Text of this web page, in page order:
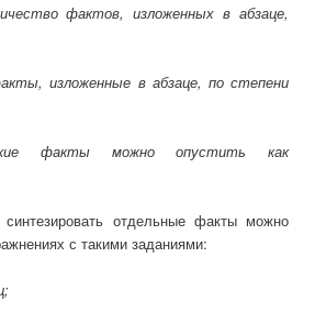
фактов, изложенных в абзаце,
изложенные в абзаце, по степени
факты можно опустить как
отдельные факты можно
с такими заданиями: